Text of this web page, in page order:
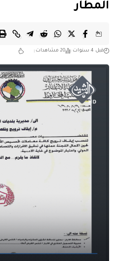
المطار
قبل 4 سنوات 20 مشاهدات